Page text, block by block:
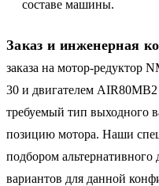
составе машины.
Заказ и инженерная
заказа на мотор-редуктор
30 и двигателем
требуемый тип выходного
позицию мотора. Наши
подбором альтернативного
вариантов для данной